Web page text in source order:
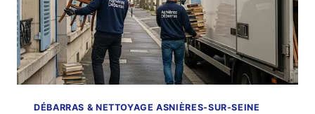
DÉBARRAS & NETTOYAGE ASNIÈRES-SUR-SEINE